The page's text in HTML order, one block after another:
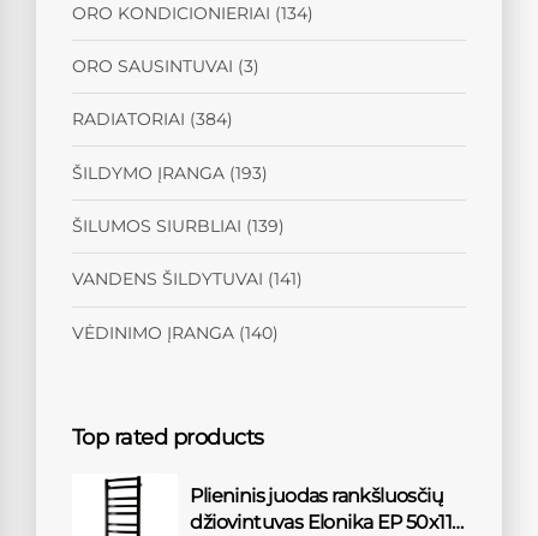
ORO KONDICIONIERIAI (134)
ORO SAUSINTUVAI (3)
RADIATORIAI (384)
ŠILDYMO ĮRANGA (193)
ŠILUMOS SIURBLIAI (139)
VANDENS ŠILDYTUVAI (141)
VĖDINIMO ĮRANGA (140)
Top rated products
Plieninis juodas rankšluosčių
džiovintuvas Elonika EP 50x118